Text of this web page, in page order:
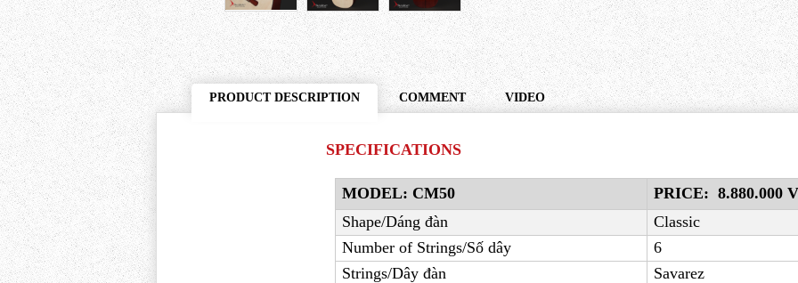
PRODUCT DESCRIPTION COMMENT VIDEO
SPECIFICATIONS
MODEL: CM50 PRICE: 8.880.000
Shape/Dáng đàn
Classic
Number of Strings/Số dây
6
Strings/Dây đàn
Savarez